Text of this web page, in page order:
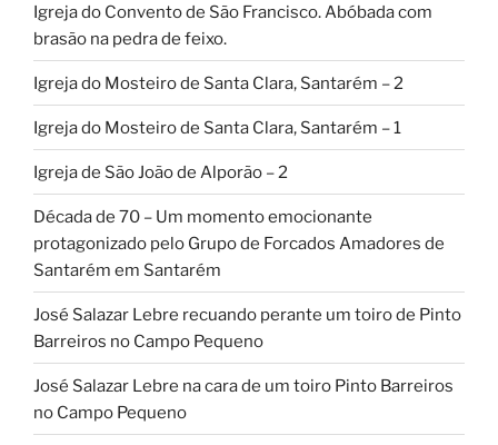
Igreja do Convento de São Francisco. Abóbada com
brasão na pedra de feixo.
Igreja do Mosteiro de Santa Clara, Santarém – 2
Igreja do Mosteiro de Santa Clara, Santarém – 1
Igreja de São João de Alporão – 2
Década de 70 – Um momento emocionante
protagonizado pelo Grupo de Forcados Amadores de
Santarém em Santarém
José Salazar Lebre recuando perante um toiro de Pinto
Barreiros no Campo Pequeno
José Salazar Lebre na cara de um toiro Pinto Barreiros
no Campo Pequeno